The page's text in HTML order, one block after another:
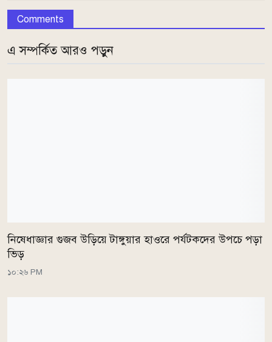
Comments
এ সম্পর্কিত আরও পড়ুন
নিষেধাজ্ঞার গুজব উড়িয়ে টাঙ্গুয়ার হাওরে পর্যটকদের উপচে পড়া
ভিড়
১০:২৬ PM